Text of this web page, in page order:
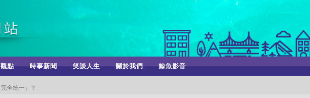
點 時事新聞 笑談人生 關於我們 鯨魚影音
全統一」？